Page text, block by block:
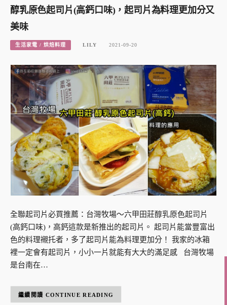
醇乳原色起司片(高鈣口味)，起司片為料理更加分又
美味
生活家電 / 烘焙料理 LILY 2021-09-20
全聯起司片必買推薦：台灣牧場～六甲田莊醇乳原色起司片
(高鈣口味)，高鈣這款是新推出的起司片。 起司片能當豐富出
色的料理襯托者，多了起司片能為料理更加分！ 我家的冰箱
裡一定會有起司片，小小一片就能有大大的滿足感 台灣牧場
是台南在…
CONTINUE READING